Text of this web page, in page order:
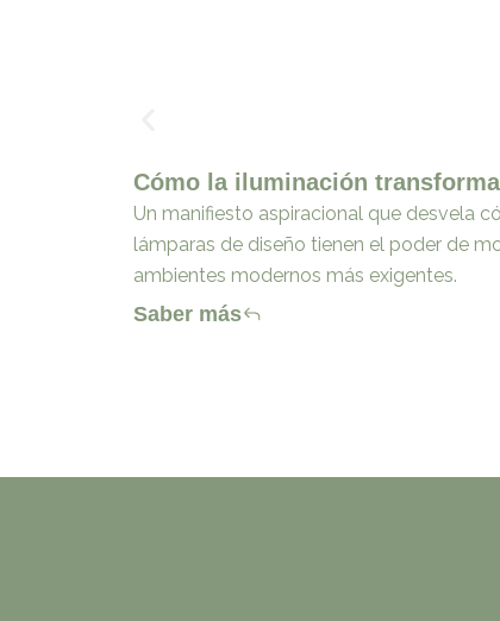
Cómo la iluminación
Un manifiesto aspiracional que desvela
lámparas de diseño tienen el poder de
ambientes modernos más exigentes.
Saber más